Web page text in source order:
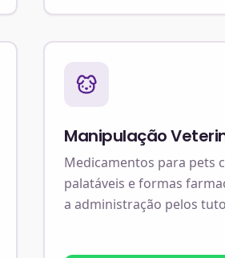
Manipulação
Medicamentos para pets
palatáveis e formas
a administração pelos